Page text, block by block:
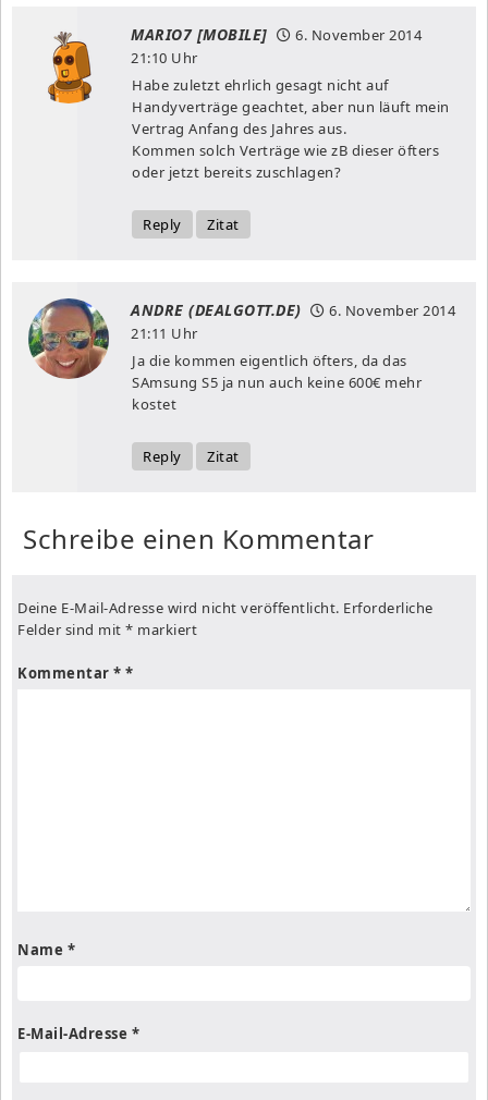
MARIO7 [MOBILE]
6. November 2014
21:10 Uhr
Habe zuletzt ehrlich gesagt nicht auf
Handyverträge geachtet, aber nun läuft mein
Vertrag Anfang des Jahres aus.
Kommen solch Verträge wie zB dieser öfters
oder jetzt bereits zuschlagen?
Reply Zitat
ANDRE (DEALGOTT.DE)
6. November 2014
21:11 Uhr
Ja die kommen eigentlich öfters, da das
SAmsung S5 ja nun auch keine 600€ mehr
kostet
Reply Zitat
Schreibe einen Kommentar
Deine E-Mail-Adresse wird nicht veröffentlicht. Erforderliche
Felder sind mit * markiert
Kommentar *
Name *
E-Mail-Adresse *